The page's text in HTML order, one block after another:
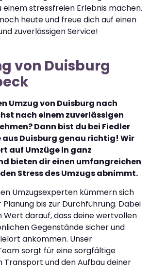
einem stressfreien Erlebnis machen.
heute und freue dich auf einen
zuverlässigen Service!
von Duisburg
Umzug von Duisburg nach
nach einem zuverlässigen
Dann bist du bei Fiedler
aus Duisburg genau richtig! Wir
auf Umzüge in ganz
bieten dir einen umfangreichen
Stress des Umzugs abnimmt.
Umzugsexperten kümmern sich
Planung bis zur Durchführung. Dabei
Wert darauf, dass deine wertvollen
Gegenstände sicher und
ankommen. Unser
sorgt für eine sorgfältige
Transport und den Aufbau deiner